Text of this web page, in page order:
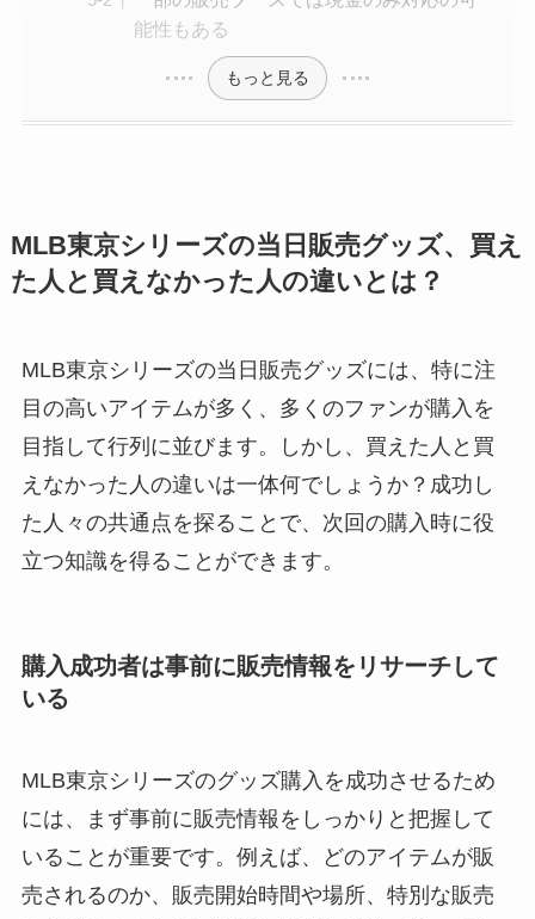
能性もある
もっと見る
MLB東京シリーズの当日販売グッズ、買え
た人と買えなかった人の違いとは？
MLB東京シリーズの当日販売グッズには、特に注
目の高いアイテムが多く、多くのファンが購入を
目指して行列に並びます。しかし、買えた人と買
えなかった人の違いは一体何でしょうか？成功し
た人々の共通点を探ることで、次回の購入時に役
立つ知識を得ることができます。
購入成功者は事前に販売情報をリサーチして
いる
MLB東京シリーズのグッズ購入を成功させるため
には、まず事前に販売情報をしっかりと把握して
いることが重要です。例えば、どのアイテムが販
売されるのか、販売開始時間や場所、特別な販売